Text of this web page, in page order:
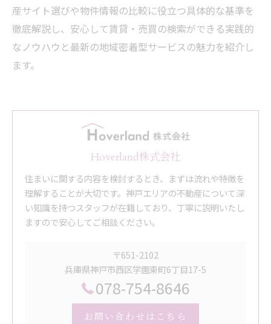
産サイト選びや物件情報の比較に役立つ具体的な基準を
徹底解説し、安心して賃貸・売買の検索ができる実践的
なノウハウと最新の地域密着型サービスの魅力を紹介し
ます。
Hoverland株式会社
住まいに関する内容を検討するとき、まずは流れや特徴を
理解することが大切です。神戸エリアの不動産について深
い知識を持つスタッフが在籍しており、丁寧に説明いたし
ますので安心してご相談ください。
〒651-2102
兵庫県神戸市西区学園東町6丁目17-5
078-754-8646
お問い合わせはこちら